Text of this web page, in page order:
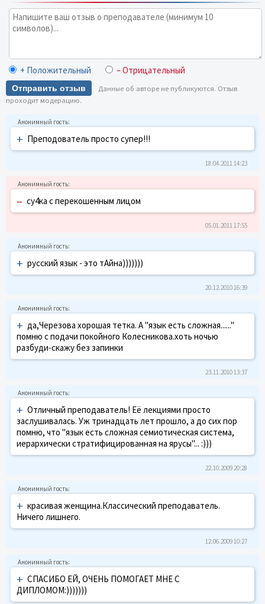
+ Положительный – Отрицательный
Отправить отзыв
Данные об авторе не публикуются. Отзыв
проходит модерацию.
+ Преподователь просто супер!!!
18.04.2011 14:23
– су4ка с перекошенным лицом
05.01.2011 17:55
+ русский язык - это тАйна)))))))
20.12.2010 16:39
+ да,Черезова хорошая тетка. А "язык есть сложная......"
помню с подачи покойного Колесникова.хоть ночью
разбуди-скажу без запинки
23.11.2010 13:37
+ Отличный преподаватель! Её лекциями просто
заслушивалась. Уж тринадцать лет прошло, а до сих пор
помню, что "язык есть сложная семиотическая система,
иерархически стратифицированная на ярусы"... :)))
22.10.2009 20:28
+ красивая женщина.Классический преподаватель.
Ничего лишнего.
12.06.2009 10:27
+ СПАСИБО ЕЙ, ОЧЕНЬ ПОМОГАЕТ МНЕ С
ДИПЛОМОМ:)))))))